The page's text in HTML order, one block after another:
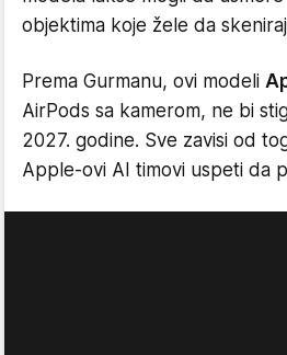
objektima koje žele da
Prema Gurmanu, ovi modeli
AirPods sa kamerom, ne bi
2027. godine. Sve zavisi od
Apple-ovi AI timovi uspeti da